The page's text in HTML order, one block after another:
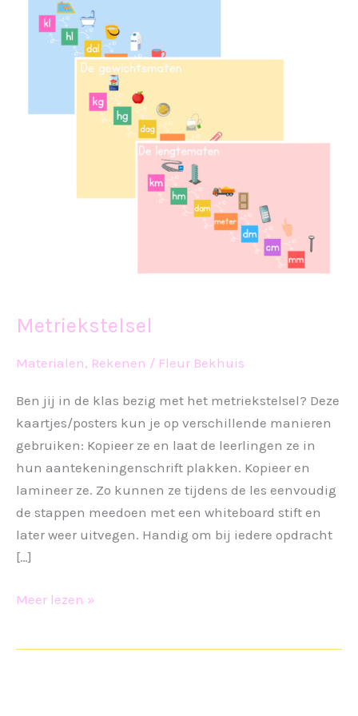
Metriekstelsel
Materialen, Rekenen / Fleur Bekhuis
Ben jij in de klas bezig met het metriekstelsel? Deze
kaartjes/posters kun je op verschillende manieren
gebruiken: Kopieer ze en laat de leerlingen ze in
hun aantekeningenschrift plakken. Kopieer en
lamineer ze. Zo kunnen ze tijdens de les eenvoudig
de stappen meedoen met een whiteboard stift en
later weer uitvegen. Handig om bij iedere opdracht
[…]
Metriekstelsel
Meer lezen »